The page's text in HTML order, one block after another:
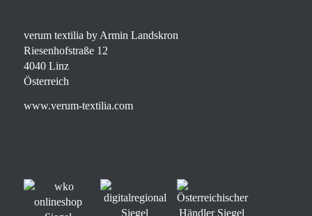
verum textilia by Armin Landskron
Riesenhofstraße 12
4040 Linz
Österreich
www.verum-textilia.com